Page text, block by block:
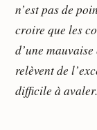
n’est pas de
croire que les
d’une
relèvent de
difficile à avaler.